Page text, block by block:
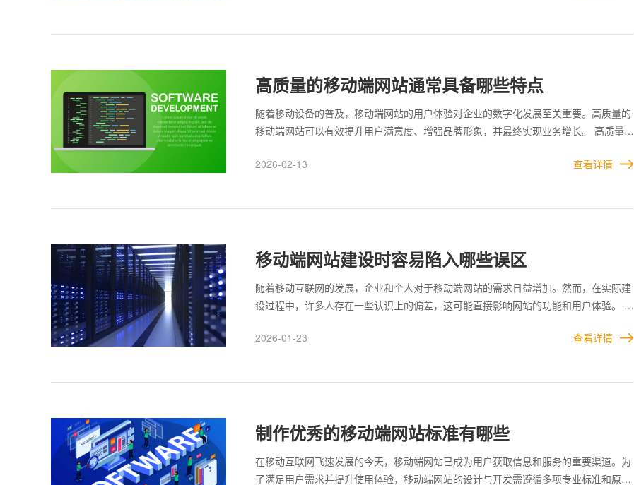
高质量的移动端网站通常具备哪些特点
随着移动设备的普及，移动端网站的用户体验对企业的数字化发展至关重要。高质量的
移动端网站可以有效提升用户满意度、增强品牌形象，并最终实现业务增长。 高质量的
质量、安全性以及搜索引擎优化。 这些特点共同构成了用户友好型移动网站的核心要
2026-02-13 查看详情
移动端网站建设时容易陷入哪些误区
随着移动互联网的发展，企业和个人对于移动端网站的需求日益增加。然而，在实际建
设过程中，许多人存在一些认识上的偏差，这可能直接影响网站的功能和用户体验。 譬
设计纳入规划。这种做法可能导致维护成本增加，同时也无法适应不同屏幕尺寸和设备
2026-01-23 查看详情
制作优秀的移动端网站标准有哪些
在移动互联网飞速发展的今天，移动端网站已成为用户获取信息和服务的重要渠道。为
了满足用户需求并提升使用体验，移动端网站的设计与开发需遵循多项专业标准和原